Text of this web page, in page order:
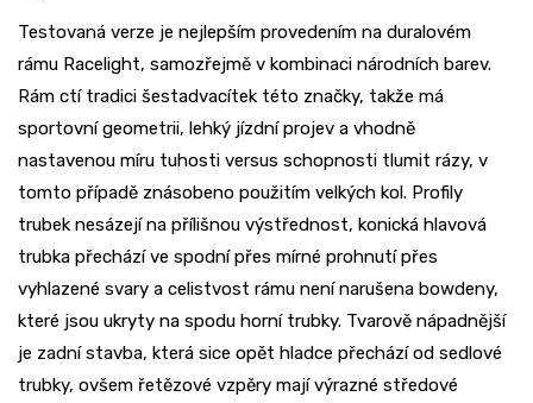
Testovaná verze je nejlepším provedením na duralovém
rámu Racelight, samozřejmě v kombinaci národních barev.
Rám ctí tradici šestadvacítek této značky, takže má
sportovní geometrii, lehký jízdní projev a vhodně
nastavenou míru tuhosti versus schopnosti tlumit rázy, v
tomto případě znásobeno použitím velkých kol. Profily
trubek nesázejí na přílišnou výstřednost, konická hlavová
trubka přechází ve spodní přes mírné prohnutí přes
vyhlazené svary a celistvost rámu není narušena bowdeny,
které jsou ukryty na spodu horní trubky. Tvarově nápadnější
je zadní stavba, která sice opět hladce přechází od sedlové
trubky, ovšem řetězové vzpěry mají výrazné středové